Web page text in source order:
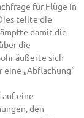
für Flüge in
teilte die
damit die
die
äußerte sich
„Abflachung“
auf eine
den